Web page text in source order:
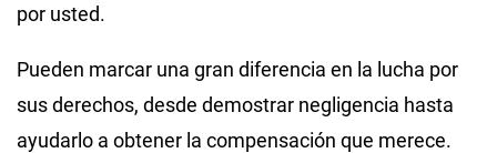
por usted.
Pueden marcar una gran diferencia en la lucha por
sus derechos, desde demostrar negligencia hasta
ayudarlo a obtener la compensación que merece.